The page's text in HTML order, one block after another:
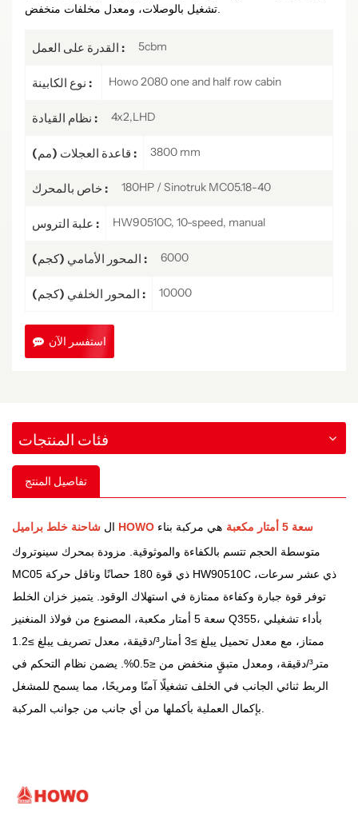
القدرة على العمل : 5cbm
نوع الكابينة : Howo 2080 one and half row cabin
نظام القيادة : 4x2,LHD
قاعدة العجلات (مم) : 3800 mm
خاص بالمحرك : 180HP / Sinotruk MC05.18-40
علبة التروس : HW90510C, 10-speed, manual
المحور الأمامي (كجم) : 6000
المحور الخلفي (كجم) : 10000
استفسر الآن
فئات المنتجات
تفاصيل المنتج
ال شاحنة خلط براميل HOWO سعة 5 أمتار مكعبة
هي مركبة بناء
متوسطة الحجم تتسم بالكفاءة والموثوقية. مزودة بمحرك سينوتروك
MC05 ذي قوة 180 حصانًا وناقل حركة HW90510C ذي عشر سرعات،
توفر قوة جبارة وكفاءة ممتازة في استهلاك الوقود. يتميز خزان الخلط
سعة 5 أمتار مكعبة، المصنوع من فولاذ المنغنيز Q355، بأداء تشغيلي
ممتاز، مع معدل تحميل يبلغ ≥3 أمتار ³/دقيقة، معدل تصريف يبلغ ≥
1.2
متر ³/دقيقة، ومعدل متبقٍ منخفض من ≤
0.5%. يضمن نظام التحكم في
الربط ثنائي الجانب في الخلف تشغيلًا آمنًا ومريحًا، مما يسمح للمشغل